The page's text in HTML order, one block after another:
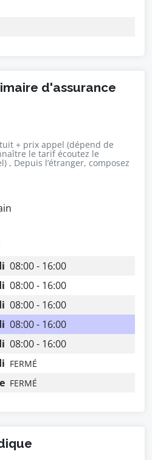
d'assurance
+ prix appel (dépend de
le tarif écoutez le
, Depuis l’étranger, composez
08:00 - 16:00
08:00 - 16:00
08:00 - 16:00
08:00 - 16:00
08:00 - 16:00
FERMÉ
FERMÉ